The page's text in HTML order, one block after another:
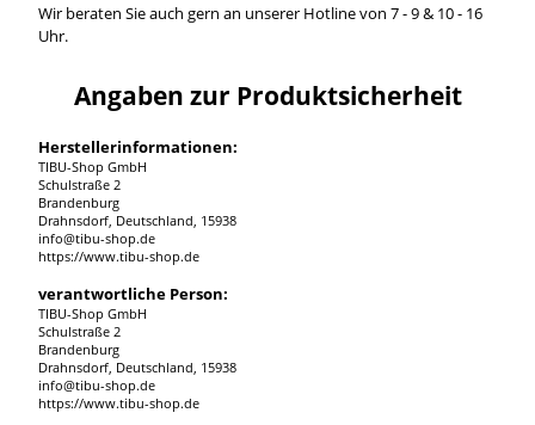
Wir beraten Sie auch gern an unserer Hotline von 7 - 9 & 10 - 16
Uhr.
Angaben zur Produktsicherheit
Herstellerinformationen:
TIBU-Shop GmbH
Schulstraße 2
Brandenburg
Drahnsdorf, Deutschland, 15938
info@tibu-shop.de
https://www.tibu-shop.de
verantwortliche Person:
TIBU-Shop GmbH
Schulstraße 2
Brandenburg
Drahnsdorf, Deutschland, 15938
info@tibu-shop.de
https://www.tibu-shop.de